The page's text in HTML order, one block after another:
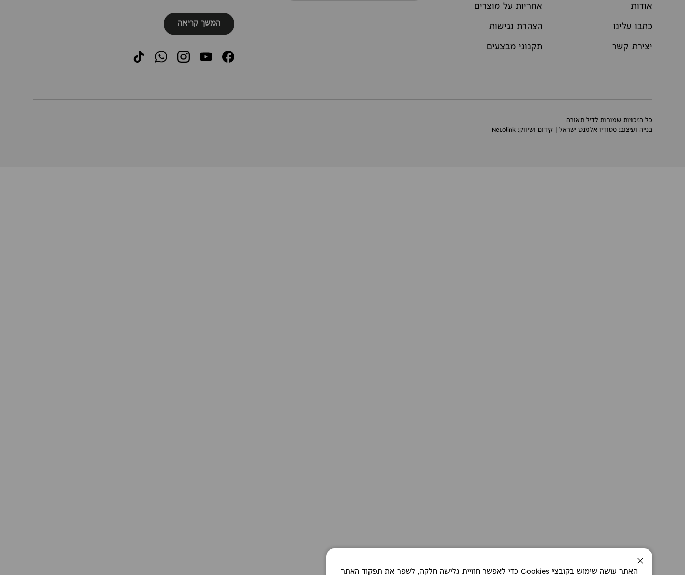
סגירה האתר עושה שימוש בקובצי Cookies כדי לאפשר חוויית גלישה חלקה, לשפר את תפקוד האתר
אודות
כתבו עלינו
יצירת קשר
אחריות על מוצרים
הצהרת נגישות
תקנוני מבצעים
המשך קריאה
Facebook
YouTube
Instagram
WhatsApp
TikTok
כל הזכויות שמורות לדיל תאורה
בנייה ועיצוב: סטודיו אלמנט ישראל | קידום ושיווק: Netolink